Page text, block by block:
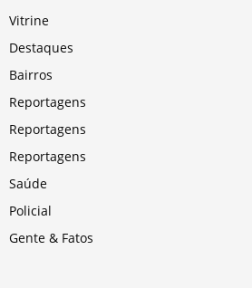
Vitrine
Destaques
Bairros
Reportagens
Reportagens
Reportagens
Saúde
Policial
Gente & Fatos